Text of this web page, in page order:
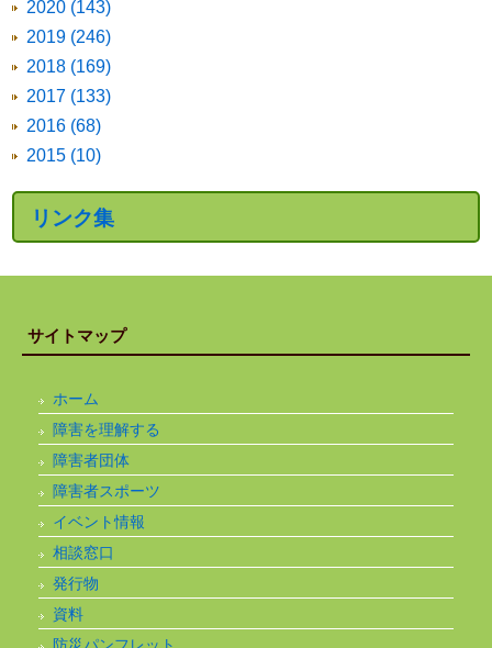
2020 (143)
2019 (246)
2018 (169)
2017 (133)
2016 (68)
2015 (10)
リンク集
サイトマップ
ホーム
障害を理解する
障害者団体
障害者スポーツ
イベント情報
相談窓口
発行物
資料